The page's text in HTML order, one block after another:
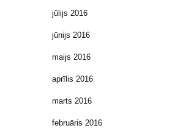
jūlijs 2016
jūnijs 2016
maijs 2016
aprīlis 2016
marts 2016
februāris 2016